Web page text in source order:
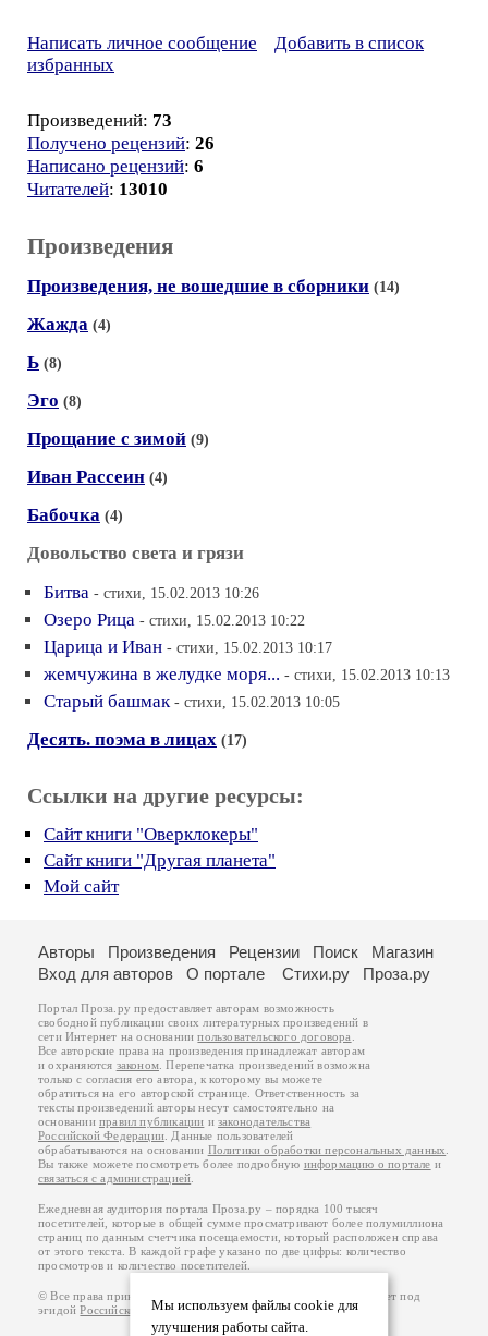
Написать личное сообщение
Добавить в список
избранных
Произведений: 73
Получено рецензий: 26
Написано рецензий: 6
Читателей: 13010
Произведения
Произведения, не вошедшие в сборники (14)
Жажда (4)
Ь (8)
Эго (8)
Прощание с зимой (9)
Иван Рассеин (4)
Бабочка (4)
Довольство света и грязи
Битва - стихи, 15.02.2013 10:26
Озеро Рица - стихи, 15.02.2013 10:22
Царица и Иван - стихи, 15.02.2013 10:17
жемчужина в желудке моря... - стихи, 15.02.2013 10:13
Старый башмак - стихи, 15.02.2013 10:05
Десять. поэма в лицах (17)
Ссылки на другие ресурсы:
Сайт книги "Оверклокеры"
Сайт книги "Другая планета"
Мой сайт
Мы используем файлы cookie для
улучшения работы сайта.
Авторы Произведения Рецензии Поиск
Магазин
Вход для авторов
О портале Стихи.ру Проза.ру
Портал Проза.ру предоставляет авторам возможность
свободной публикации своих литературных произведений в
сети Интернет на основаниипользовательского договора
Все авторские права на произведения принадлежат авторам
и охраняются законом . Перепечатка произведений возможна
только с согласия его автора, к которому вы можете
обратиться на его авторской странице. Ответственность за
тексты произведений авторы несут самостоятельно на
основанииправил публикации изаконодательства
Российской Федерации . Данные пользователей
обрабатываются на основании Политики обработки персональных данных
Вы также можете посмотреть более подробную информацию о портале и
связаться с администрацией
Ежедневная аудитория портала Проза.ру – порядка 100 тысяч
посетителей, которые в общей сумме просматривают более полумиллиона
страниц по данным счетчика посещаемости, который расположен справа
от этого текста. В каждой графе указано по две цифры: количество
просмотров и количество посетителей.
© Все права принадлежат авторам, 2000-2026. Портал работает под
эгидойРоссийского союза писателей.18+